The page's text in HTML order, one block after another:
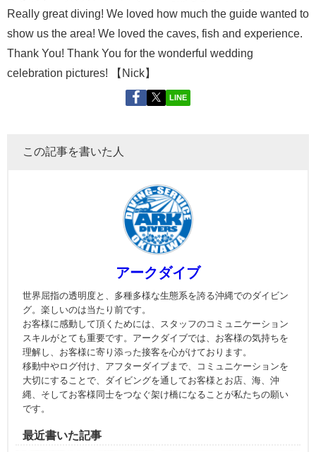
Really great diving! We loved how much the guide wanted to
show us the area! We loved the caves, fish and experience.
Thank You! Thank You for the wonderful wedding
celebration pictures! 【Nick】
LINE
この記事を書いた人
アークダイブ
世界屈指の透明度と、多種多様な生態系を誇る沖縄でのダイビン
グ。楽しいのは当たり前です。
お客様に感動して頂くためには、スタッフのコミュニケーション
スキルがとても重要です。アークダイブでは、お客様の気持ちを
理解し、お客様に寄り添った接客を心がけております。
移動中やログ付け、アフターダイブまで、コミュニケーションを
大切にすることで、ダイビングを通してお客様とお店、海、沖
縄、そしてお客様同士をつなぐ架け橋になることが私たちの願い
です。
最近書いた記事